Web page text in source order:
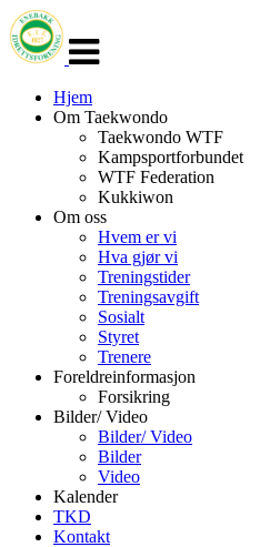
navigasjon
Hjem
Om Taekwondo
Taekwondo WTF
Kampsportforbundet
WTF Federation
Kukkiwon
Om oss
Hvem er vi
Hva gjør vi
Treningstider
Treningsavgift
Sosialt
Styret
Trenere
Foreldreinformasjon
Forsikring
Bilder/ Video
Bilder/ Video
Bilder
Video
Kalender
TKD
Kontakt